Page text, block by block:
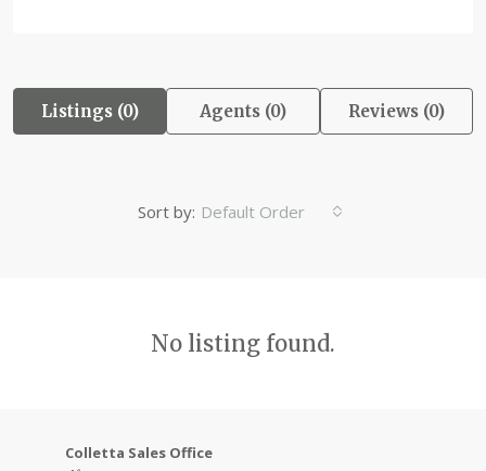
Listings (0) Agents (0) Reviews (0)
Sort by: Default Order
No listing found.
Colletta Sales Office